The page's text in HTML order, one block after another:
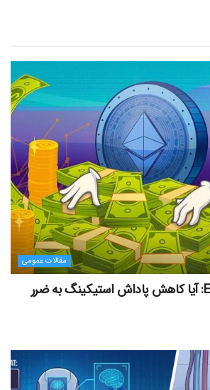
مقالات عمومی
طرح جدید EIP-8363: آیا کاهش پاداش استیکینگ به ضرر